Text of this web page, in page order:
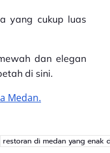
yang cukup luas
dan elegan
di sini.
Medan.
restoran di medan yang enak